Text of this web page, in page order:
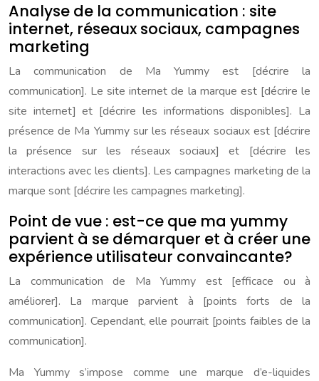
Analyse de la communication : site
internet, réseaux sociaux, campagnes
marketing
La communication de Ma Yummy est [décrire la
communication]. Le site internet de la marque est [décrire le
site internet] et [décrire les informations disponibles]. La
présence de Ma Yummy sur les réseaux sociaux est [décrire
la présence sur les réseaux sociaux] et [décrire les
interactions avec les clients]. Les campagnes marketing de la
marque sont [décrire les campagnes marketing].
Point de vue : est-ce que ma yummy
parvient à se démarquer et à créer une
expérience utilisateur convaincante?
La communication de Ma Yummy est [efficace ou à
améliorer]. La marque parvient à [points forts de la
communication]. Cependant, elle pourrait [points faibles de la
communication].
Ma Yummy s’impose comme une marque d’e-liquides